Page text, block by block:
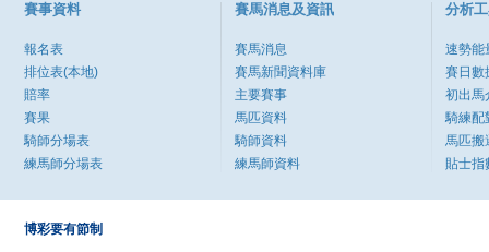
賽事資料
報名表
排位表(本地)
賠率
賽果
騎師分場表
練馬師分場表
賽馬消息及資訊
賽馬消息
賽馬新聞資料庫
主要賽事
馬匹資料
騎師資料
練馬師資料
分析
速勢能
賽日數
初出馬
騎練配
馬匹搬
貼士指
博彩要有節制